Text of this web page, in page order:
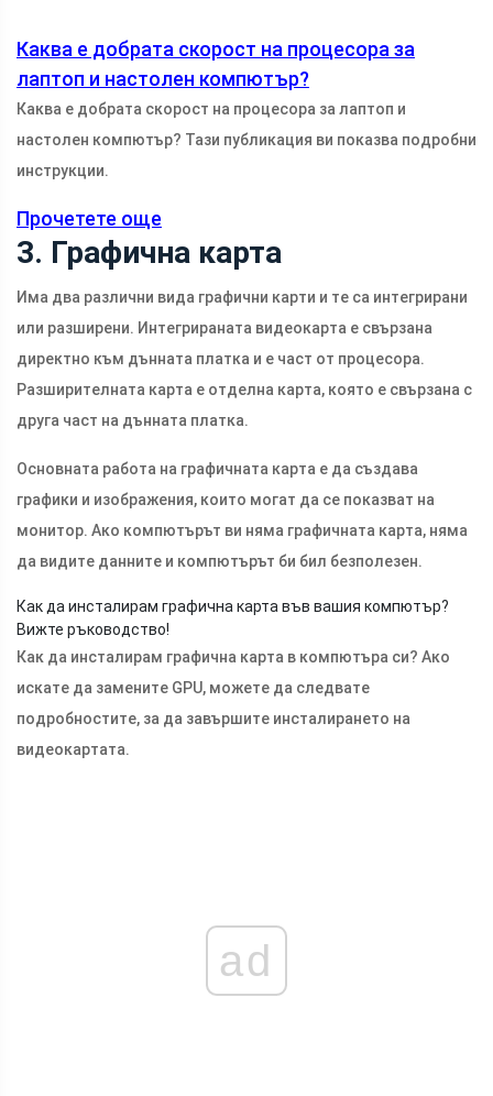
Каква е добрата скорост на процесора за
лаптоп и настолен компютър?
Каква е добрата скорост на процесора за лаптоп и
настолен компютър? Тази публикация ви показва подробни
инструкции.
Прочетете още
3. Графична карта
Има два различни вида графични карти и те са интегрирани
или разширени. Интегрираната видеокарта е свързана
директно към дънната платка и е част от процесора.
Разширителната карта е отделна карта, която е свързана с
друга част на дънната платка.
Основната работа на графичната карта е да създава
графики и изображения, които могат да се показват на
монитор. Ако компютърът ви няма графичната карта, няма
да видите данните и компютърът би бил безполезен.
Как да инсталирам графична карта във вашия компютър?
Вижте ръководство!
Как да инсталирам графична карта в компютъра си? Ако
искате да замените GPU, можете да следвате
подробностите, за да завършите инсталирането на
видеокартата.
ad